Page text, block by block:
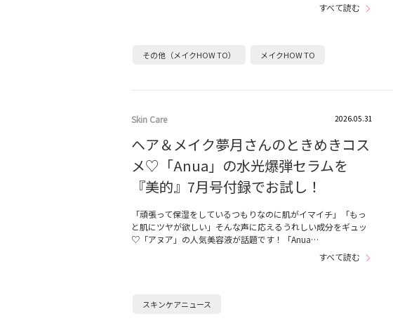
すべて読む
その他（メイクHOW TO） メイクHOW TO
Skin Care 2026.05.31
ヘア＆メイク夢月さんのときめきコス
メ♡「Anua」の水光爆弾セラムを
『美的』7月号付録でお試し！
「頑張って保湿をしているつもりなのに肌がイマイチ」「もっ
と肌にツヤが欲しい」そんな声に応えるうれしい成分をギュッ
♡「アヌア」の人気美容液が話題です！「Anua…
すべて読む
スキンケアニュース